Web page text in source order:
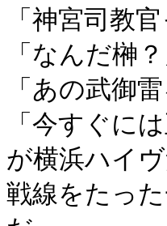
「神宮司教官
「なんだ榊？
「あの武御
「今すぐに
が横浜ハイ
戦線をたっ